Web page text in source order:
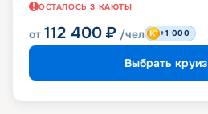
ОСТАЛОСЬ 3 КАЮТЫ
от 112 400 ₽ /чел +1 000
Выбрать круиз